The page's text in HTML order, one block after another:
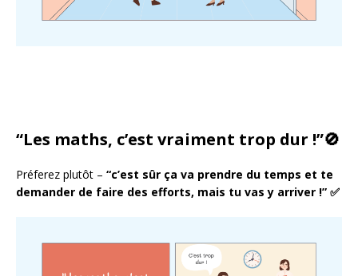
“Les maths, c’est vraiment trop dur !”🚫
Préferez plutôt – “c’est sûr ça va prendre du temps et te
demander de faire des efforts, mais tu vas y arriver !” ✅